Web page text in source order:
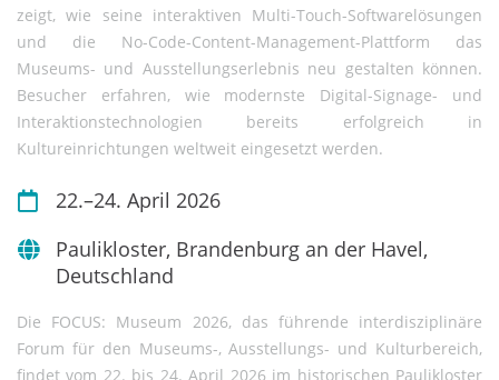
zeigt, wie seine interaktiven Multi-Touch-Softwarelösungen
und die No-Code-Content-Management-Plattform das
Museums- und Ausstellungserlebnis neu gestalten können.
Besucher erfahren, wie modernste Digital-Signage- und
Interaktionstechnologien bereits erfolgreich in
Kultureinrichtungen weltweit eingesetzt werden.
22.–24. April 2026
Paulikloster, Brandenburg an der Havel,
Deutschland
Die FOCUS: Museum 2026, das führende interdisziplinäre
Forum für den Museums-, Ausstellungs- und Kulturbereich,
findet vom 22. bis 24. April 2026 im historischen Paulikloster